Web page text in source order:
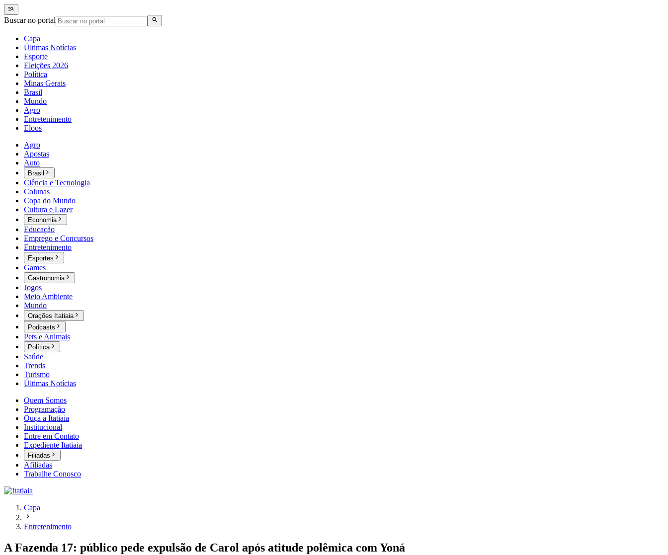
Buscar no portal
Capa
Últimas Notícias
Esporte
Eleições 2026
Política
Minas Gerais
Brasil
Mundo
Agro
Entretenimento
Eloos
Agro
Apostas
Auto
Brasil
Ciência e Tecnologia
Colunas
Copa do Mundo
Cultura e Lazer
Economia
Educação
Emprego e Concursos
Entretenimento
Esportes
Games
Gastronomia
Jogos
Meio Ambiente
Mundo
Orações Itatiaia
Podcasts
Pets e Animais
Política
Saúde
Trends
Turismo
Últimas Notícias
Quem Somos
Programação
Ouça a Itatiaia
Institucional
Entre em Contato
Expediente Itatiaia
Filiadas
Afiliadas
Trabalhe Conosco
Capa
Entretenimento
A Fazenda 17: público pede expulsão de Carol após atitude polêmica com Yoná